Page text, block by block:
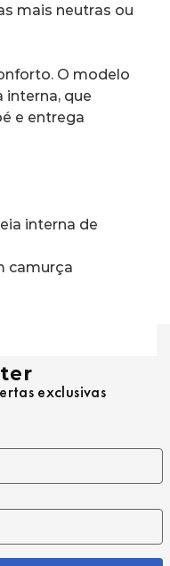
mais neutras ou
O modelo
que
e entrega
interna de
camurça
exclusivas